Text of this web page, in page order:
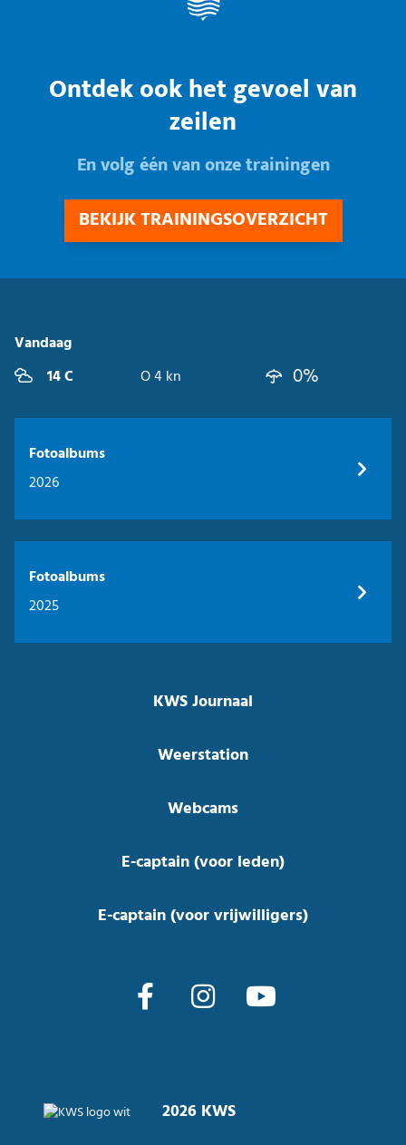
Ontdek ook het gevoel van
zeilen
En volg één van onze trainingen
BEKIJK TRAININGSOVERZICHT
Vandaag
14 C
O 4 kn 0%
Fotoalbums
2026
Fotoalbums
2025
KWS Journaal
Weerstation
Webcams
E-captain (voor leden)
E-captain (voor vrijwilligers)
2026 KWS